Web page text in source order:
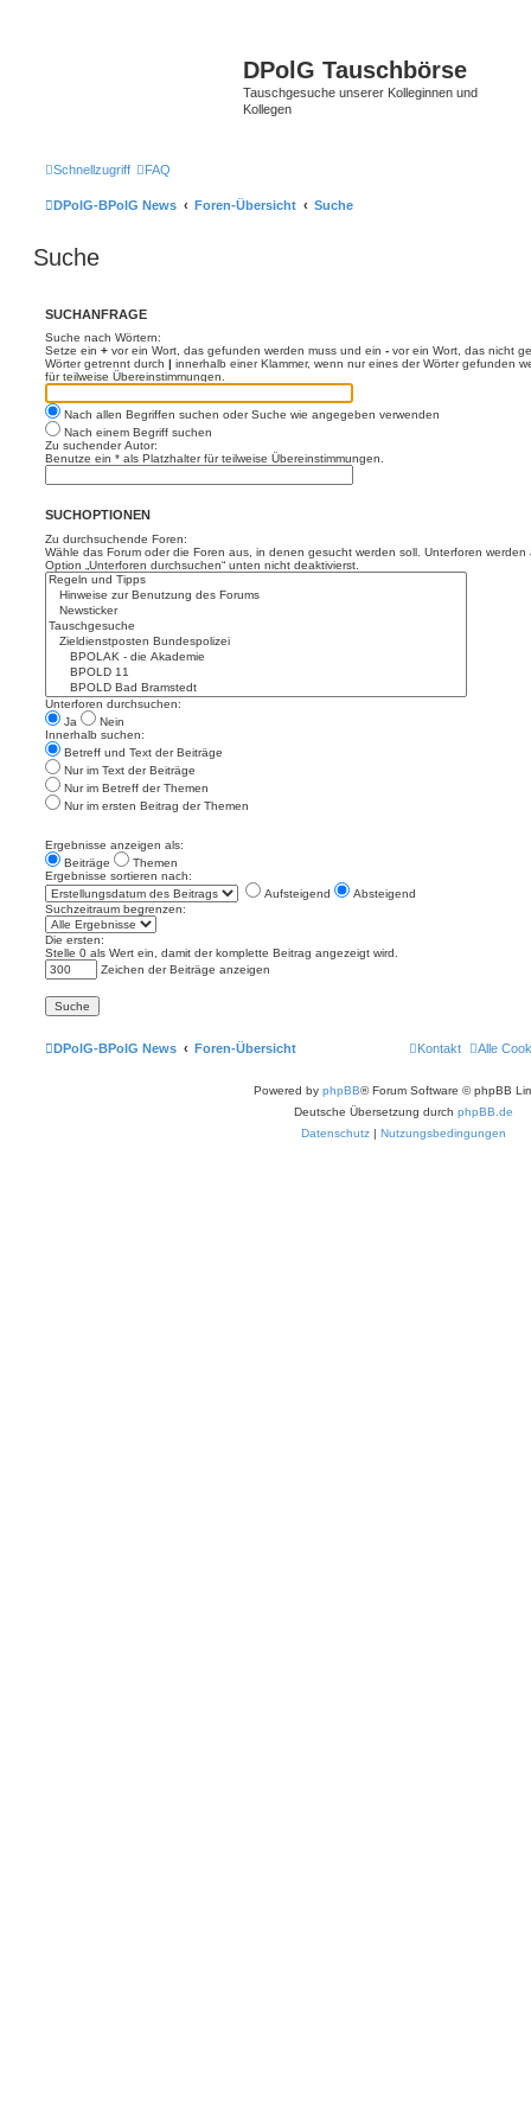
DPolG Tauschbörse
Tauschgesuche unserer Kolleginnen und
Kollegen
Schnellzugriff FAQ
DPolG-BPolG News Foren-Übersicht Suche
Suche
SUCHANFRAGE
Suche nach Wörtern:
Setze ein + vor ein Wort, das gefunden werden muss und ein - vor ein Wort, das nicht
Wörter getrennt durch | innerhalb einer Klammer, wenn nur eines der Wörter gefunden
für teilweise Übereinstimmungen.
Nach allen Begriffen suchen oder Suche wie angegeben verwenden
Nach einem Begriff suchen
Zu suchender Autor:
Benutze ein * als Platzhalter für teilweise Übereinstimmungen.
SUCHOPTIONEN
Zu durchsuchende Foren:
Wähle das Forum oder die Foren aus, in denen gesucht werden soll. Unterforen
Option „Unterforen durchsuchen“ unten nicht deaktivierst.
Unterforen durchsuchen:
Ja
Nein
Innerhalb suchen:
Betreff und Text der Beiträge
Nur im Text der Beiträge
Nur im Betreff der Themen
Nur im ersten Beitrag der Themen
Ergebnisse anzeigen als:
Beiträge
Themen
Ergebnisse sortieren nach:
Aufsteigend
Absteigend
Suchzeitraum begrenzen:
Die ersten:
Stelle 0 als Wert ein, damit der komplette Beitrag angezeigt wird.
Zeichen der Beiträge anzeigen
DPolG-BPolG News Foren-Übersicht Alle
Kontakt
Powered by phpBB® Forum Software © phpBB
Deutsche Übersetzung durch phpBB.de
Datenschutz | Nutzungsbedingungen